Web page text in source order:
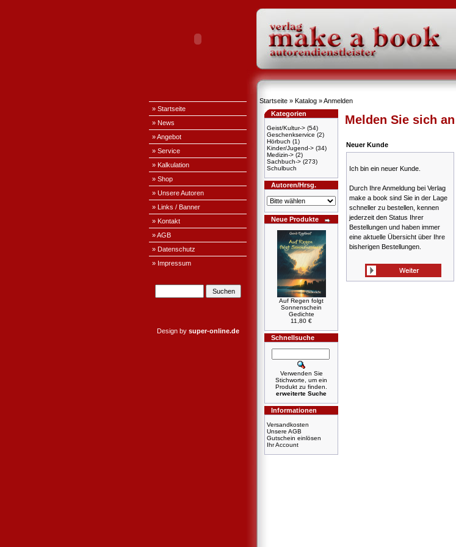
» Startseite
» News
» Angebot
» Service
» Kalkulation
» Shop
» Unsere Autoren
» Links / Banner
» Kontakt
» AGB
» Datenschutz
» Impressum
Design by super-online.de
Startseite » Katalog »Anmelden
Kategorien
Geist/Kultur-> (54)
Geschenkservice (2)
Hörbuch (1)
Kinder/Jugend-> (34)
Medizin-> (2)
Sachbuch-> (273)
Schulbuch
Autoren/Hrsg.
Neue Produkte
Auf Regen folgt
Sonnenschein
Gedichte
11,80 €
Schnellsuche
Verwenden Sie
Stichworte, um ein
Produkt zu finden.
erweiterte Suche
Informationen
Versandkosten
Unsere AGB
Gutschein einlösen
Ihr Account
Melden Sie sich an
Neuer Kunde
Ich bin ein neuer Kunde.
Durch Ihre Anmeldung bei Verlag
make a book sind Sie in der Lage
schneller zu bestellen, kennen
jederzeit den Status Ihrer
Bestellungen und haben immer
eine aktuelle Übersicht über Ihre
bisherigen Bestellungen.